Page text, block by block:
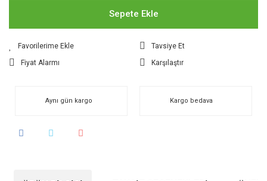
Sepete Ekle
Tavsiye Et
Fiyat Alarmı
Karşılaştır
Aynı gün kargo Kargo bedava